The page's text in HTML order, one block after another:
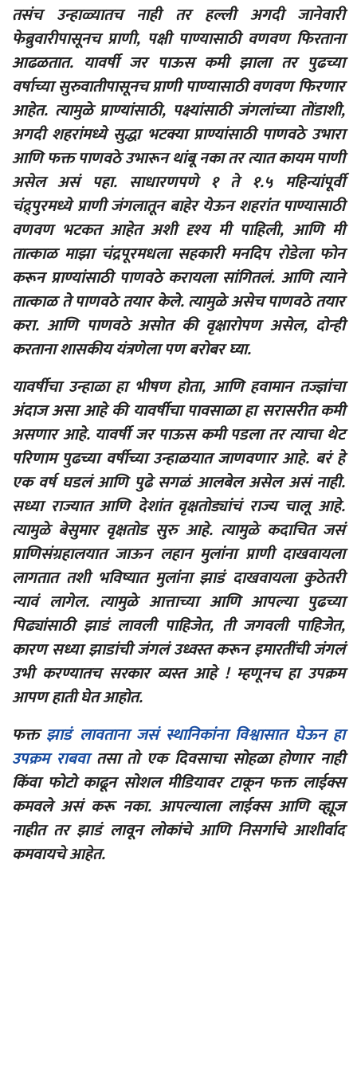
तसंच उन्हाळ्यातच नाही तर हल्ली अगदी जानेवारी
फेब्रुवारीपासूनच प्राणी, पक्षी पाण्यासाठी वणवण फिरताना
आढळतात. यावर्षी जर पाऊस कमी झाला तर पुढच्या
वर्षाच्या सुरुवातीपासूनच प्राणी पाण्यासाठी वणवण फिरणार
आहेत. त्यामुळे प्राण्यांसाठी, पक्ष्यांसाठी जंगलांच्या तोंडाशी,
अगदी शहरांमध्ये सुद्धा भटक्या प्राण्यांसाठी पाणवठे उभारा
आणि फक्त पाणवठे उभारून थांबू नका तर त्यात कायम पाणी
असेल असं पहा. साधारणपणे १ ते १.५ महिन्यांपूर्वी
चंद्र्पुरमध्ये प्राणी जंगलातून बाहेर येऊन शहरांत पाण्यासाठी
वणवण भटकत आहेत अशी दृश्य मी पाहिली, आणि मी
तात्काळ माझा चंद्रपूरमधला सहकारी मनदिप रोडेला फोन
करून प्राण्यांसाठी पाणवठे करायला सांगितलं. आणि त्याने
तात्काळ ते पाणवठे तयार केले. त्यामुळे असेच पाणवठे तयार
करा. आणि पाणवठे असोत की वृक्षारोपण असेल, दोन्ही
करताना शासकीय यंत्रणेला पण बरोबर घ्या.
यावर्षीचा उन्हाळा हा भीषण होता, आणि हवामान तज्ज्ञांचा
अंदाज असा आहे की यावर्षीचा पावसाळा हा सरासरीत कमी
असणार आहे. यावर्षी जर पाऊस कमी पडला तर त्याचा थेट
परिणाम पुढच्या वर्षीच्या उन्हाळयात जाणवणार आहे. बरं हे
एक वर्ष घडलं आणि पुढे सगळं आलबेल असेल असं नाही.
सध्या राज्यात आणि देशांत वृक्षतोड्यांचं राज्य चालू आहे.
त्यामुळे बेसुमार वृक्षतोड सुरु आहे. त्यामुळे कदाचित जसं
प्राणिसंग्रहालयात जाऊन लहान मुलांना प्राणी दाखवायला
लागतात तशी भविष्यात मुलांना झाडं दाखवायला कुठेतरी
न्यावं लागेल. त्यामुळे आत्ताच्या आणि आपल्या पुढच्या
पिढ्यांसाठी झाडं लावली पाहिजेत, ती जगवली पाहिजेत,
कारण सध्या झाडांची जंगलं उध्वस्त करून इमारतींची जंगलं
उभी करण्यातच सरकार व्यस्त आहे ! म्हणूनच हा उपक्रम
आपण हाती घेत आहोत.
फक्तझाडं लावताना जसं स्थानिकांना विश्वासात घेऊन हा
उपक्रम राबवातसा तो एक दिवसाचा सोहळा होणार नाही
किंवा फोटो काढून सोशल मीडियावर टाकून फक्त लाईक्स
कमवले असं करू नका. आपल्याला लाईक्स आणि व्ह्यूज
नाहीत तर झाडं लावून लोकांचे आणि निसर्गाचे आशीर्वाद
कमवायचे आहेत.